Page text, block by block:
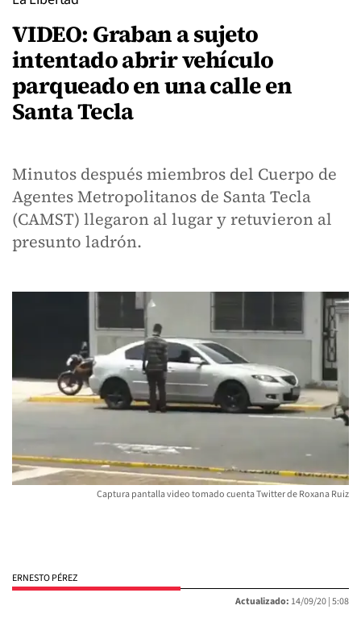
VIDEO: Graban a sujeto
intentado abrir vehículo
parqueado en una calle en
Santa Tecla
Minutos después miembros del Cuerpo de
Agentes Metropolitanos de Santa Tecla
(CAMST) llegaron al lugar y retuvieron al
presunto ladrón.
Captura pantalla video tomado cuenta Twitter de Roxana Ruiz
ERNESTO PÉREZ
Actualizado: 14/09/20 |5:08